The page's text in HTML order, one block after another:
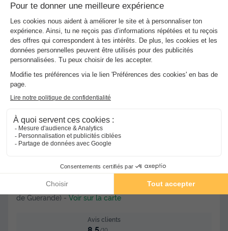
Meilleur prix pour 7 nuits
490 € 343 € -30%
d'économie
Voir les hébergements
Camping La Falaise★★★★
La Turballe
]0, 1[ (7,5 m de Guerande) | [1, Inf[ (7,5 km
de Guerande)-Voir sur la carte
Avis clients